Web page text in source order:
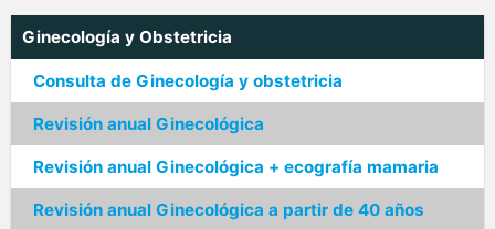
Ginecología y Obstetricia
Consulta de Ginecología y obstetricia
Revisión anual Ginecológica
Revisión anual Ginecológica + ecografía mamaria
Revisión anual Ginecológica a partir de 40 años